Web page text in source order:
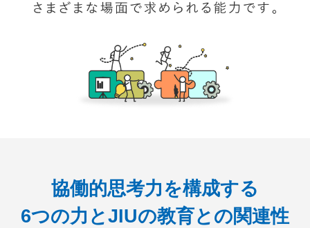
協働的思考力を構成する
6つの力とJIUの教育との関連性